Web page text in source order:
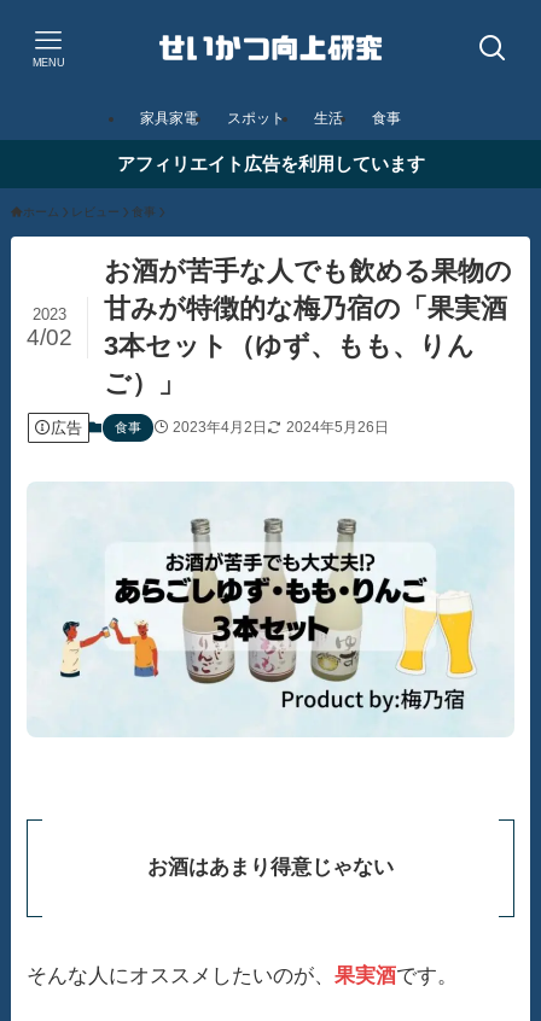
MENU
家具家電 スポット 生活 食事
アフィリエイト広告を利用しています
ホーム レビュー 食事
お酒が苦手な人でも飲める果物の
甘みが特徴的な梅乃宿の「果実酒
3本セット（ゆず、もも、りん
ご）」
2023
4/02
広告 食事 2023年4月2日 2024年5月26日
お酒はあまり得意じゃない
そんな人にオススメしたいのが、果実酒です。